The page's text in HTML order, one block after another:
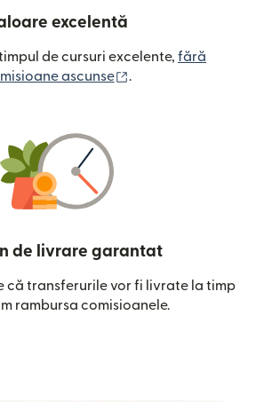
excelentă
de cursuri excelente, fără
ascunse
.
de livrare garantat
că transferurile vor fi livrate la timp
rambursa comisioanele.